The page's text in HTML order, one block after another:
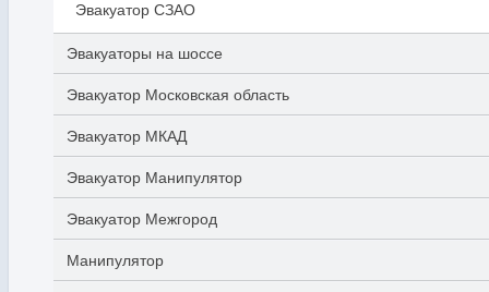
Эвакуатор СЗАО
Эвакуаторы на шоссе
Эвакуатор Московская область
Эвакуатор МКАД
Эвакуатор Манипулятор
Эвакуатор Межгород
Манипулятор